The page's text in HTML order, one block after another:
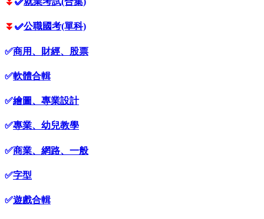
⏬ ✅公職國考(單科)
✅商用、財經、股票
✅軟體合輯
✅繪圖、專業設計
✅專業、幼兒教學
✅商業、網路、一般
✅字型
✅遊戲合輯